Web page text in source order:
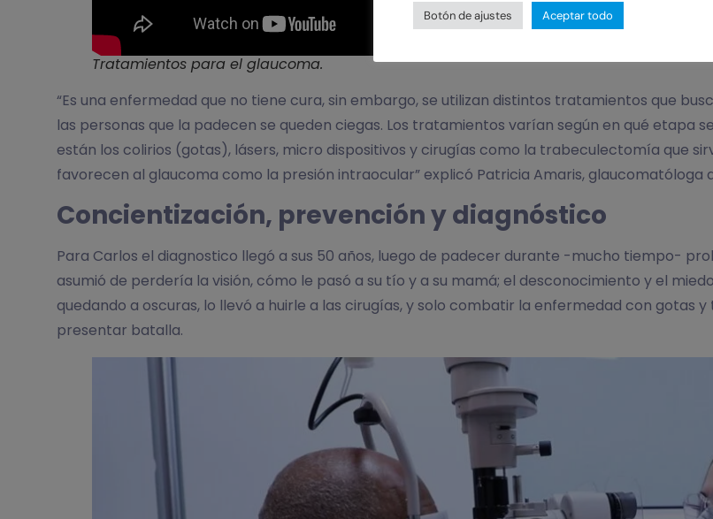
Tratamientos para el glaucoma.
“Es una enfermedad que no tiene cura, sin embargo, se utilizan distintos tratamientos que
las personas que la padecen se queden ciegas. Los tratamientos varían según en qué etapa
están los colirios (gotas), lásers, micro dispositivos y cirugías como la trabeculectomía que
favorecen al glaucoma como la presión intraocular” explicó Patricia Amaris, glaucomatóloga
Concientización, prevención y diagnóstico
Para Carlos el diagnostico llegó a sus 50 años, luego de padecer durante -mucho tiempo-
asumió de perdería la visión, cómo le pasó a su tío y a su mamá; el desconocimiento y el
quedando a oscuras, lo llevó a huirle a las cirugías, y solo combatir la enfermedad con gotas
presentar batalla.
Botón de ajustes Aceptar todo